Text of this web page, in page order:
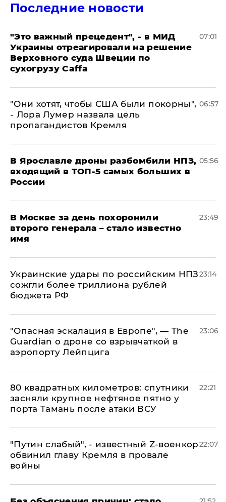
Последние новости
"Это важный прецедент", - в МИД
Украины отреагировали на решение
Верховного суда Швеции по
сухогрузу Caffa
07:01
"Они хотят, чтобы США были покорны",
- Лора Лумер назвала цель
пропагандистов Кремля
06:57
В Ярославле дроны разбомбили НПЗ,
входящий в ТОП-5 самых больших в
России
05:56
В Москве за день похоронили
второго генерала – стало известно
имя
23:49
Украинские удары по российским НПЗ
сожгли более триллиона рублей
бюджета РФ
23:14
"Опасная эскалация в Европе", — The
Guardian о дроне со взрывчаткой в
аэропорту Лейпцига
23:06
80 квадратных километров: спутники
засняли крупное нефтяное пятно у
порта Тамань после атаки ВСУ
22:21
​"Путин слабый", - известный Z-военкор
обвинил главу Кремля в провале
войны
22:07